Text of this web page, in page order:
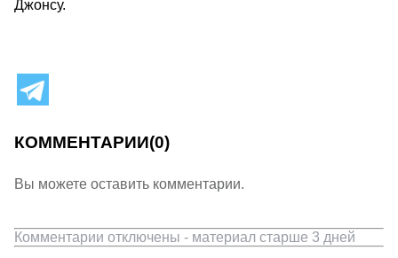
Джонсу.
КОММЕНТАРИИ(0)
Вы можете оставить комментарии.
Комментарии отключены - материал старше 3 дней